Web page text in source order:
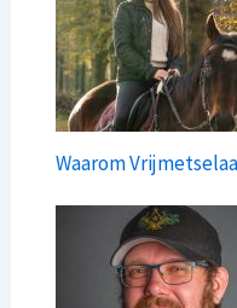
Waarom